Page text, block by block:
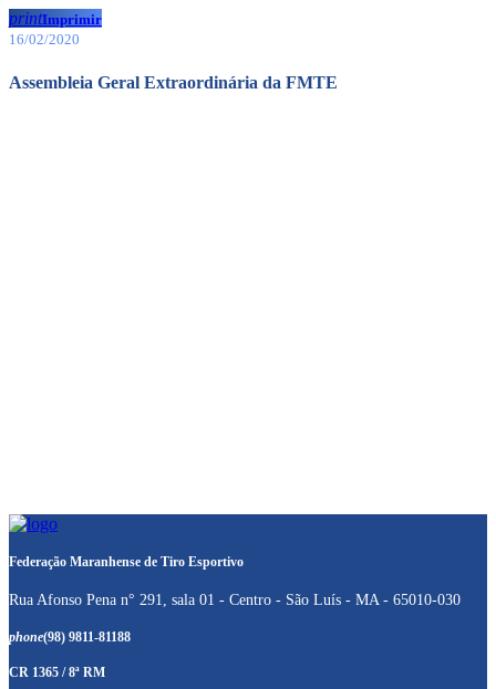
printImprimir
16/02/2020
Assembleia Geral Extraordinária da FMTE
Federação Maranhense de Tiro Esportivo
Rua Afonso Pena n° 291, sala 01 - Centro - São Luís - MA - 65010-030
phone(98) 9811-81188
CR 1365 / 8ª RM